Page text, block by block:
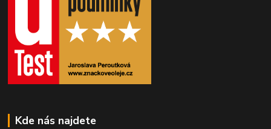
Kde nás najdete